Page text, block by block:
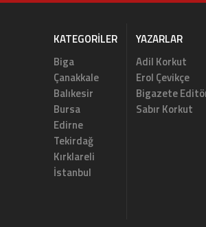
KATEGORILER
Biga
Çanakkale
Balıkesir
Bursa
Edirne
Tekirdağ
Kırklareli
İstanbul
YAZARLAR
Adil Korkut
Erol Çevikçe
Bigazete
Sabır Korkut